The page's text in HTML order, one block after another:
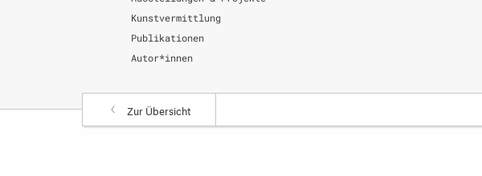
Kunstvermittlung
Publikationen
Autor*innen
Zur Übersicht